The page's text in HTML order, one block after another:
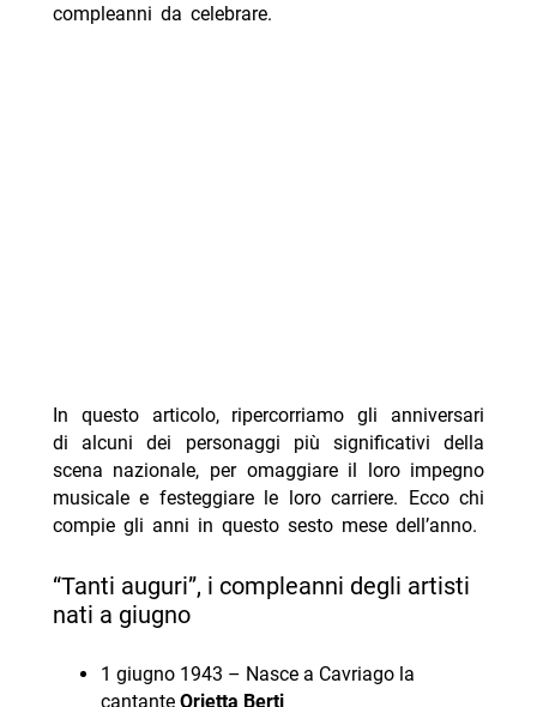
compleanni da celebrare.
In questo articolo, ripercorriamo gli anniversari
di alcuni dei personaggi più significativi della
scena nazionale, per omaggiare il loro impegno
musicale e festeggiare le loro carriere. Ecco chi
compie gli anni in questo sesto mese dell’anno.
“Tanti auguri”, i compleanni degli artisti
nati a giugno
1 giugno 1943 – Nasce a Cavriago la
cantante Orietta Berti